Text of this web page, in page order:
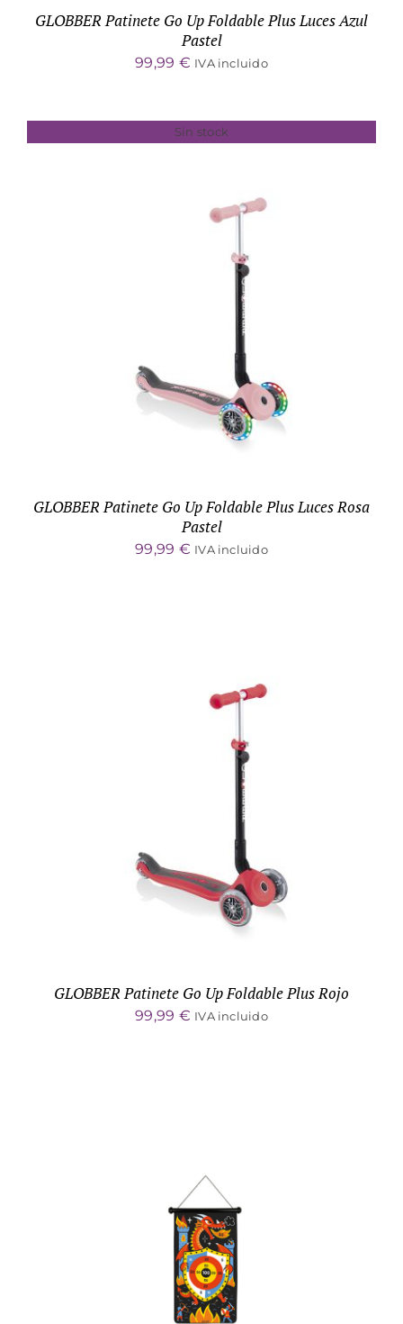
GLOBBER Patinete Go Up Foldable Plus Luces Azul
Pastel
99,99 € IVA incluido
Sin stock
GLOBBER Patinete Go Up Foldable Plus Luces Rosa
Pastel
99,99 € IVA incluido
DETALLES
GLOBBER Patinete Go Up Foldable Plus Rojo
99,99 € IVA incluido
ADD TO CART / DETALLES